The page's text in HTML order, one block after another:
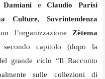
Damiani eClaudio Parisi
Culture, Sovrintendenza
l’organizzazione Zètema
capitolo (dopo la
grande ciclo “Il Racconto
sulle collezioni di